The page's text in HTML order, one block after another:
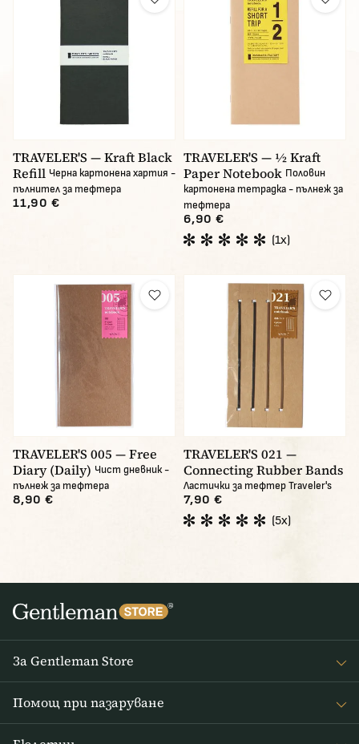
TRAVELER'S — Kraft Black
Refill Черна картонена хартия -
пълнител за тефтера
11,90 €
TRAVELER'S — ½ Kraft
Paper Notebook Половин
картонена тетрадка - пълнеж за
тефтера
6,90 €
(1x)
TRAVELER'S 005 — Free
Diary (Daily) Чист дневник -
пълнеж за тефтера
8,90 €
TRAVELER'S 021 —
Connecting Rubber Bands
Ластички за тефтер Traveler's
7,90 €
(5x)
За Gentleman Store
Помощ при пазаруване